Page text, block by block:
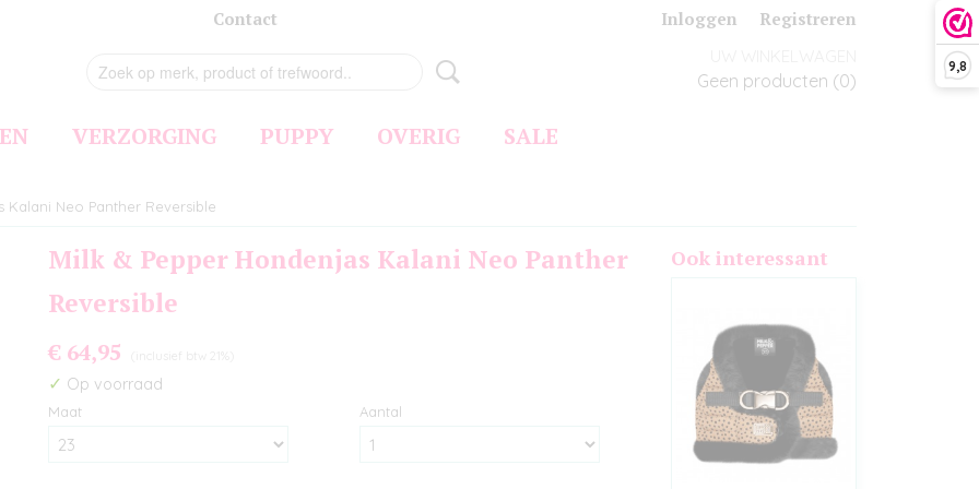
9,8
Contact Inloggen Registreren
Geen producten (0)
VERZORGING PUPPY OVERIG SALE
Kalani Neo Panther Reversible
Milk & Pepper Hondenjas Kalani Neo Panther
Reversible
€ 64,95 (inclusief btw 21%)
✓ Op voorraad
Maat Aantal
Ook interessant